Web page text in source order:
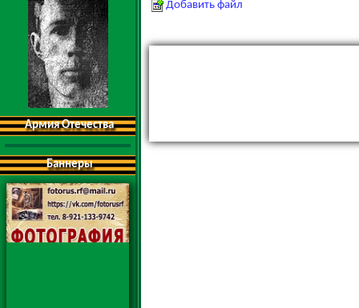
Армия Отечества
Баннеры
Добавить файл